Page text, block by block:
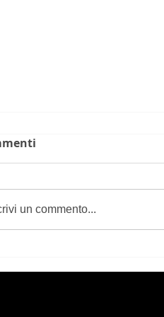
Film
un commento...